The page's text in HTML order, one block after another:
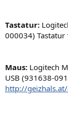
Tastatur:
000034) Tastatur
Maus: Logitech
USB (931638-
http://